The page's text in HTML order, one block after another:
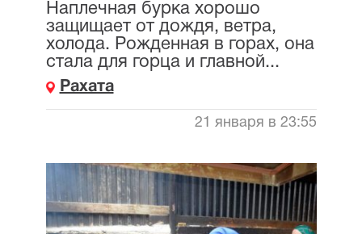
Наплечная бурка хорошо
защищает от дождя, ветра,
холода. Рожденная в горах, она
стала для горца и главной...
Рахата
21 января в 23:55